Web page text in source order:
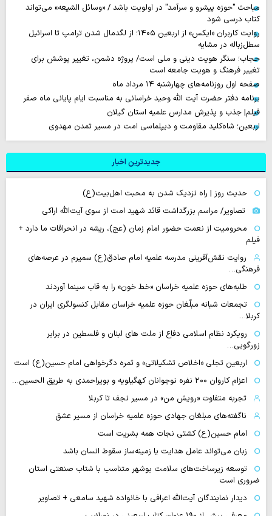
مباحث "حوزه پیشرو و سرآمد" در اولویت باشد / «وسائل الشیعه» می‌تواند
کتاب درسی شود
روایت‌ کاربران «ایکس» از اربعین ۱۴۰۵؛ از لگدمال شدن ترامپ تا اسرائیل
سطل‌زباله‌ در مشایه
حجاب؛ سنگر هویت دینی و ملی است/ پروژه دشمن، تغییر پوشش برای
تغییر فرهنگ و هویت جامعه است
صفحه اول روزنامه‌های چهارشنبه ۱۴ مرداد ماه
برنامه دفتر حضرت آیت الله وحید خراسانی به مناسبت ایام پایانی ماه صفر
فیلم| جذب و پذیرش مدارس علمیه استان گیلان
اربعین؛ شاه‌کلید مقاومت و دیپلماسی امت در مسیر تمدن مهدوی
جدیدترین اخبار
حدیث روز | راه نزدیک شدن به محبت اهل‌بیت(ع)
تصاویر/ مراسم بزرگداشت قائد شهید امت از سوی آیت‌الله اراکی
محرومیت از نعمت حضور امام زمان (عج)، ریشه در انحرافات ما دارد +
فیلم
روایت نقش‌آفرینی مدرسه علمیه امام صادق(ع) سمیرم در عرصه‌های
فرهنگی…
طلبه‌های حوزه علمیه خراسان «خط خون» را به قاب سینما آوردند
تجمعات شبانه مبلّغان حوزه علمیه خراسان مقابل کنسولگری ایران در
کربلا…
رویکرد نظام اسلامی دفاع از ملت های لبنان و فلسطین در برابر
زورگویی…
اربعین تجلی «اخلاص تشکیلاتی» و ثمره دگرخواهی امام حسین(ع) است
اعزام کاروان ۲۰۰ نفره نوجوانان کهگیلویه و بویراحمدی به طریق الحسین…
تجربه متفاوت «رویش من» در مسیر نجف تا کربلا
ناگفته‌های مبلغان جهادی حوزه علمیه خراسان از مسیر عشق
امام حسین(ع) کشتی نجات همه بشریت است
زبان می‌تواند عامل هدایت یا زمینه‌ساز سقوط انسان باشد
توسعه زیرساخت‌های سلامت بوشهر متناسب با شتاب صنعتی استان
ضروری است
دیدار نمایندگان آیت‌الله اعرافی با خانواده شهید سامعی + تصاویر